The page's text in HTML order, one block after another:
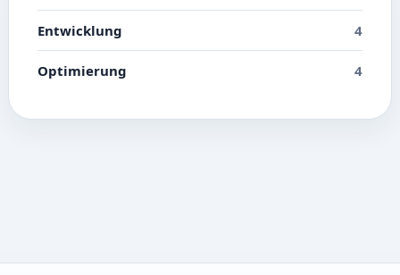
Entwicklung 4
Optimierung 4